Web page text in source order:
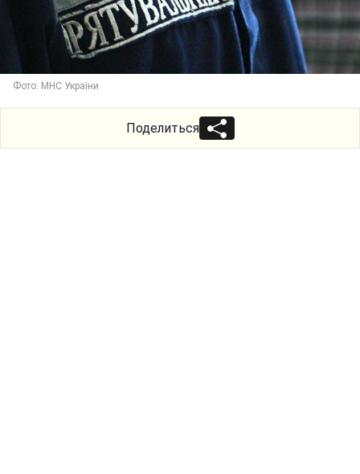
Фото: МНС України
Поделиться